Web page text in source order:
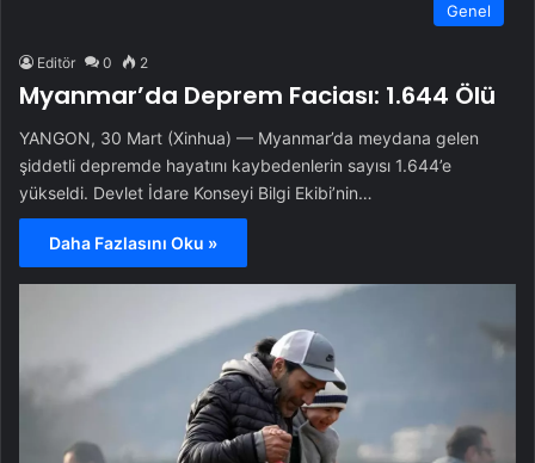
Genel
Editör 0 2
Myanmar’da Deprem Faciası: 1.644 Ölü
YANGON, 30 Mart (Xinhua) — Myanmar’da meydana gelen
şiddetli depremde hayatını kaybedenlerin sayısı 1.644’e
yükseldi. Devlet İdare Konseyi Bilgi Ekibi’nin…
Daha Fazlasını Oku »